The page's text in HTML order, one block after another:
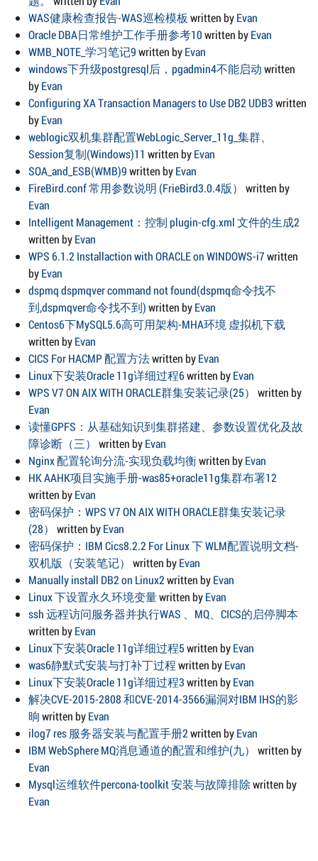
WAS健康检查报告-WAS巡检模板 written byEvan
Oracle DBA日常维护工作手册参考10written byEvan
WMB_NOTE_学习笔记9written byEvan
windows下升级postgresql后，pgadmin4不能启动written
byEvan
Configuring XA Transaction Managers to Use DB2 UDB3written
byEvan
weblogic双机集群配置WebLogic_Server_11g_集群、
Session复制(Windows)11 written byEvan
SOA_and_ESB(WMB)9written byEvan
FireBird.conf 常用参数说明 (FrieBird3.0.4版）
written by
Evan
Intelligent Management：控制 plugin-cfg.xml 文件的生成2
written byEvan
WPS 6.1.2 Installaction with ORACLE on WINDOWS-i7written
byEvan
dspmq dspmqver command not found(dspmq命令找不
到,dspmqver命令找不到)written byEvan
Centos6下MySQL5.6高可用架构-MHA环境 虚拟机下载
written byEvan
CICS For HACMP 配置方法written byEvan
Linux下安装Oracle 11g详细过程6written byEvan
WPS V7 ON AIX WITH ORACLE群集安装记录(25）
written by
Evan
读懂GPFS：从基础知识到集群搭建、参数设置优化及故
障诊断（三）
written byEvan
Nginx 配置轮询分流-实现负载均衡written byEvan
HK AAHK项目实施手册-was85+oracle11g集群布署12
written byEvan
密码保护：WPS V7 ON AIX WITH ORACLE群集安装记录
(28）
written byEvan
密码保护：IBM Cics8.2.2 For Linux 下 WLM配置说明文档-
双机版（安装笔记）
written byEvan
Manually install DB2 on Linux2written byEvan
Linux 下设置永久环境变量written byEvan
ssh 远程访问服务器并执行WAS 、MQ、CICS的启停脚本
written byEvan
Linux下安装Oracle 11g详细过程5written byEvan
was6静默式安装与打补丁过程written byEvan
Linux下安装Oracle 11g详细过程3written byEvan
解决CVE-2015-2808 和CVE-2014-3566漏洞对IBM IHS的影
晌written byEvan
ilog7 res 服务器安装与配置手册2written byEvan
IBM WebSphere MQ消息通道的配置和维护(九）
written by
Evan
Mysql运维软件percona-toolkit 安装与故障排除written by
Evan